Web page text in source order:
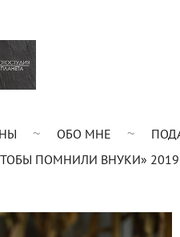
ОБО МНЕ
ПОМНИЛИ ВНУКИ» 2019